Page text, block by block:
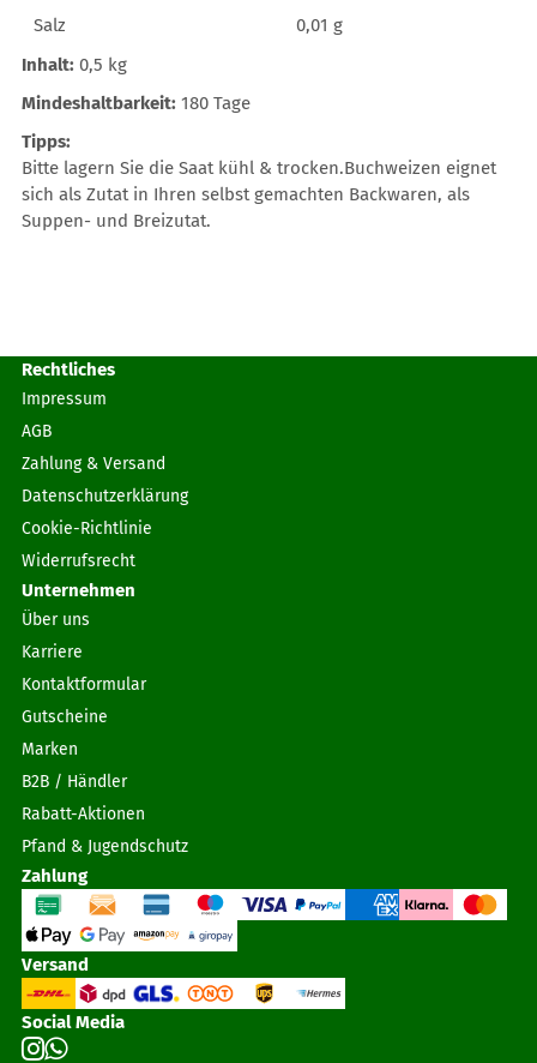
Salz
0,01 g
Inhalt: 0,5 kg
Mindeshaltbarkeit:180 Tage
Tipps:
Bitte lagern Sie die Saat kühl & trocken.Buchweizen eignet
sich als Zutat in Ihren selbst gemachten Backwaren, als
Suppen- und Breizutat.
Rechtliches
Impressum
AGB
Zahlung & Versand
Datenschutzerklärung
Cookie-Richtlinie
Widerrufsrecht
Unternehmen
Über uns
Karriere
Kontaktformular
Gutscheine
Marken
B2B / Händler
Rabatt-Aktionen
Pfand & Jugendschutz
Zahlung
Versand
Social Media